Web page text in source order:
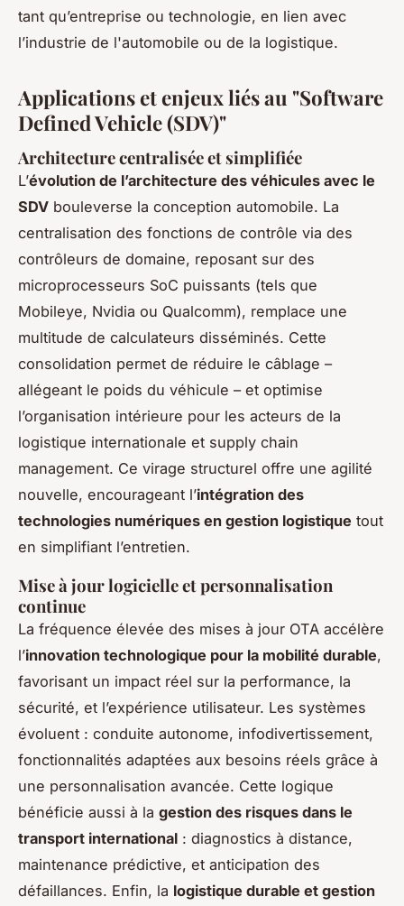
tant qu’entreprise ou technologie, en lien avec
l’industrie de l'automobile ou de la logistique.
Applications et enjeux liés au "Software
Defined Vehicle (SDV)"
Architecture centralisée et simplifiée
L’évolution de l’architecture des véhicules avec le
SDV bouleverse la conception automobile. La
centralisation des fonctions de contrôle via des
contrôleurs de domaine, reposant sur des
microprocesseurs SoC puissants (tels que
Mobileye, Nvidia ou Qualcomm), remplace une
multitude de calculateurs disséminés. Cette
consolidation permet de réduire le câblage –
allégeant le poids du véhicule – et optimise
l’organisation intérieure pour les acteurs de la
logistique internationale et supply chain
management. Ce virage structurel offre une agilité
nouvelle, encourageant l’intégration des
technologies numériques en gestion logistique tout
en simplifiant l’entretien.
Mise à jour logicielle et personnalisation
continue
La fréquence élevée des mises à jour OTA accélère
l’innovation technologique pour la mobilité durable,
favorisant un impact réel sur la performance, la
sécurité, et l’expérience utilisateur. Les systèmes
évoluent : conduite autonome, infodivertissement,
fonctionnalités adaptées aux besoins réels grâce à
une personnalisation avancée. Cette logique
bénéficie aussi à la gestion des risques dans le
transport international : diagnostics à distance,
maintenance prédictive, et anticipation des
défaillances. Enfin, la logistique durable et gestion